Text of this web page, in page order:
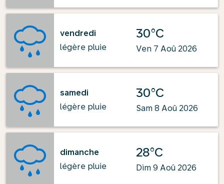
vendredi
légère pluie
30°C
Ven 7 Aoû 2026
samedi
légère pluie
30°C
Sam 8 Aoû 2026
dimanche
légère pluie
28°C
Dim 9 Aoû 2026